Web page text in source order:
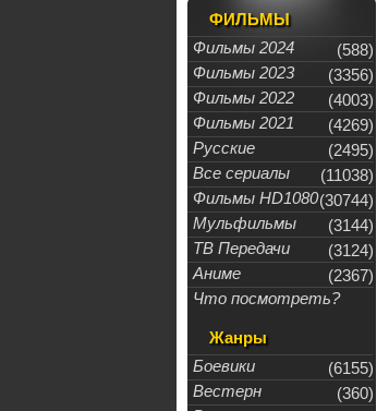
ФИЛЬМЫ
Фильмы 2024
(588)
Фильмы 2023
(3356)
Фильмы 2022
(4003)
Фильмы 2021
(4269)
Русские
(2495)
Все сериалы
(11038)
Фильмы HD1080(30744)
Мульфильмы
(3144)
ТВ Передачи
(3124)
Аниме
(2367)
Что посмотреть?
Жанры
Боевики
(6155)
Вестерн
(360)